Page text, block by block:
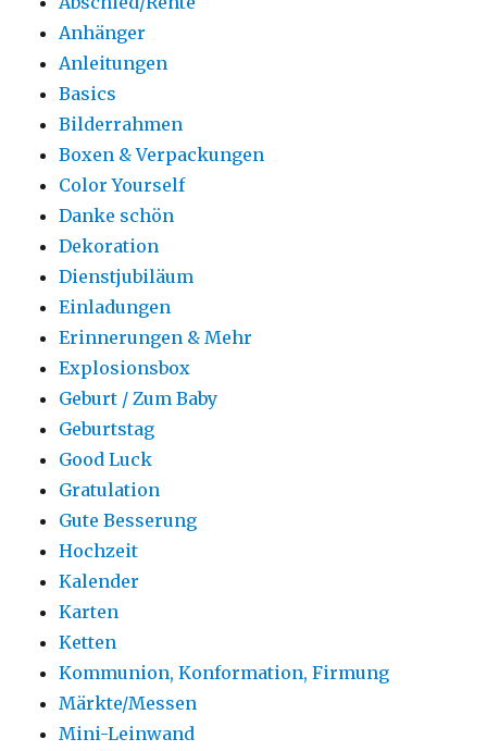
Anhänger
Anleitungen
Basics
Bilderrahmen
Boxen & Verpackungen
Color Yourself
Danke schön
Dekoration
Dienstjubiläum
Einladungen
Erinnerungen & Mehr
Explosionsbox
Geburt / Zum Baby
Geburtstag
Good Luck
Gratulation
Gute Besserung
Hochzeit
Kalender
Karten
Ketten
Kommunion, Konformation, Firmung
Märkte/Messen
Mini-Leinwand